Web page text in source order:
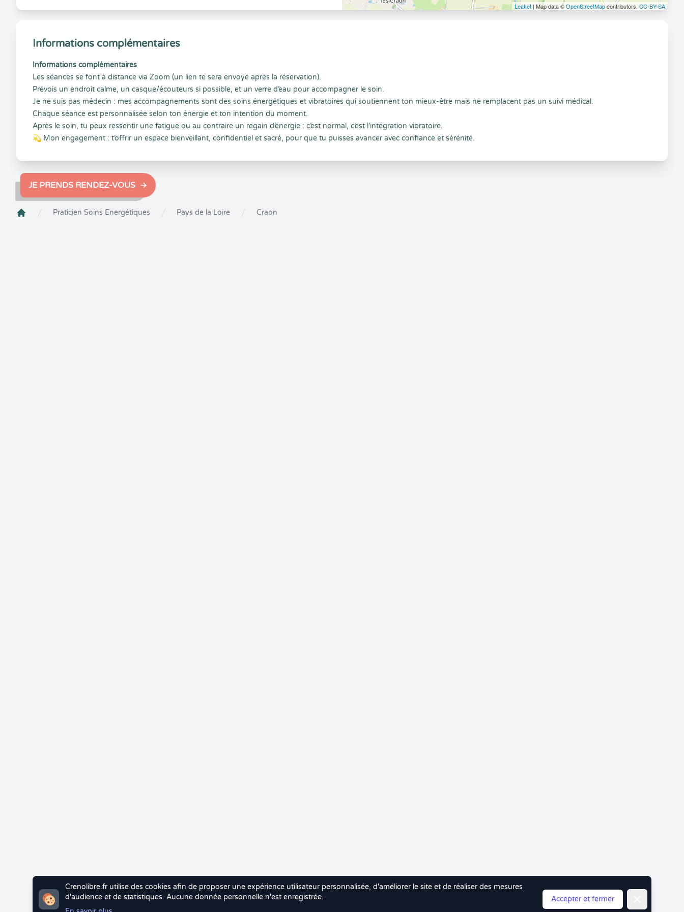
Leaflet | Map data ©OpenStreetMapcontributors, CC-BY-SA
Informations complémentaires
Informations complémentaires
Les séances se font à distance via Zoom (un lien te sera envoyé après la réservation).
Prévois un endroit calme, un casque/écouteurs si possible, et un verre d’eau pour accompagner le soin.
Je ne suis pas médecin : mes accompagnements sont des soins énergétiques et vibratoires qui soutiennent ton mieux-être mais ne remplacent pas un suivi médical.
Chaque séance est personnalisée selon ton énergie et ton intention du moment.
Après le soin, tu peux ressentir une fatigue ou au contraire un regain d’énergie : c’est normal, c’est l’intégration vibratoire.
💫 Mon engagement : t’offrir un espace bienveillant, confidentiel et sacré, pour que tu puisses avancer avec confiance et sérénité.
JE PRENDS RENDEZ-VOUS
Praticien Soins Energétiques Pays de la Loire Craon
Crenolibre.fr utilise des cookies afin de proposer une expérience utilisateur personnalisée, d'améliorer le site et de réaliser des mesures
d'audience et de statistiques. Aucune donnée personnelle n'est enregistrée.
Accepter et fermer